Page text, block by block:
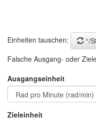
Einheiten tauschen:
°/
Falsche Ausgang- oder
Ausgangseinheit
Zieleinheit